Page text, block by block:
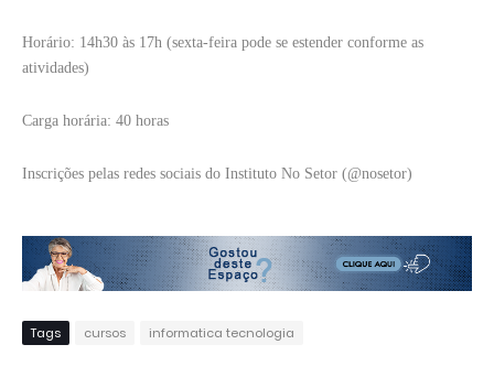
Horário: 14h30 às 17h (sexta-feira pode se estender conforme as
atividades)
Carga horária: 40 horas
Inscrições pelas redes sociais do Instituto No Setor (@nosetor)
Tags cursos informatica tecnologia